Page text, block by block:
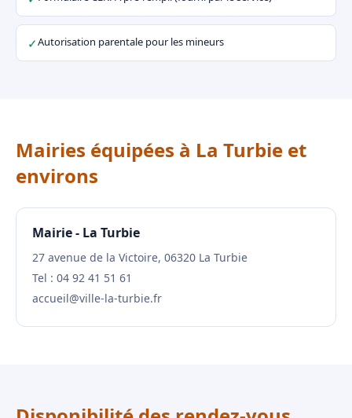
✓Autorisation parentale pour les mineurs
Mairies équipées à La Turbie et
environs
Mairie - La Turbie
27 avenue de la Victoire, 06320 La Turbie
Tel : 04 92 41 51 61
accueil@ville-la-turbie.fr